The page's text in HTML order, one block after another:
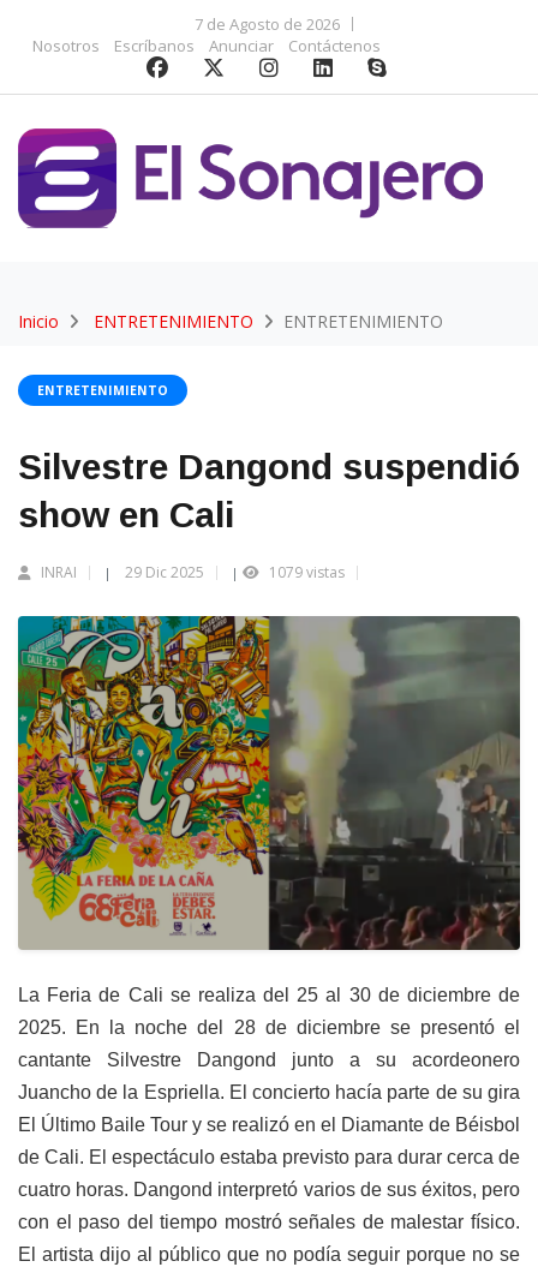
7 de Agosto de 2026
Nosotros
Escríbanos Anunciar Contáctenos
Inicio ENTRETENIMIENTO ENTRETENIMIENTO
ENTRETENIMIENTO
Silvestre Dangond suspendió
show en Cali
INRAI | 29 Dic 2025 | 1079 vistas
La Feria de Cali se realiza del 25 al 30 de diciembre de
2025. En la noche del 28 de diciembre se presentó el
cantante Silvestre Dangond junto a su acordeonero
Juancho de la Espriella. El concierto hacía parte de su gira
El Último Baile Tour y se realizó en el Diamante de Béisbol
de Cali. El espectáculo estaba previsto para durar cerca de
cuatro horas. Dangond interpretó varios de sus éxitos, pero
con el paso del tiempo mostró señales de malestar físico.
El artista dijo al público que no podía seguir porque no se